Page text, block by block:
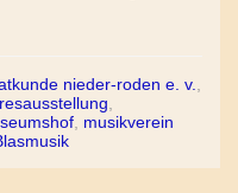
nieder-roden e. v.
musikverein